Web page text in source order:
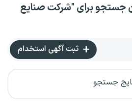
تومان جستجو برای "شرکت صنایع
ثبت آگهی استخدام
جستجو